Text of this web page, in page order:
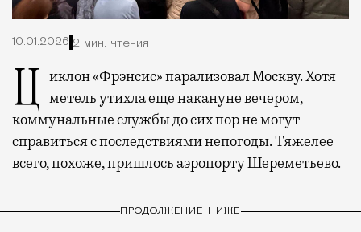
10.01.2026 2 мин. чтения
Циклон «Фрэнсис» парализовал Москву. Хотя метель утихла еще накануне вечером,
коммунальные службы до сих пор не могут
справиться с последствиями непогоды. Тяжелее
всего, похоже, пришлось аэропорту Шереметьево.
ПРОДОЛЖЕНИЕ НИЖЕ